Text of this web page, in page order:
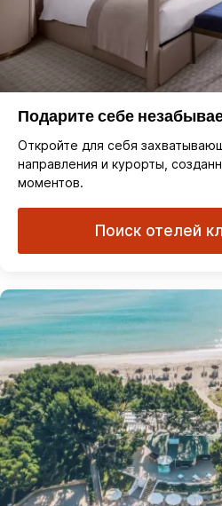
Подарите себе
Откройте для себя
направления и курорты,
моментов.
Поиск отелей